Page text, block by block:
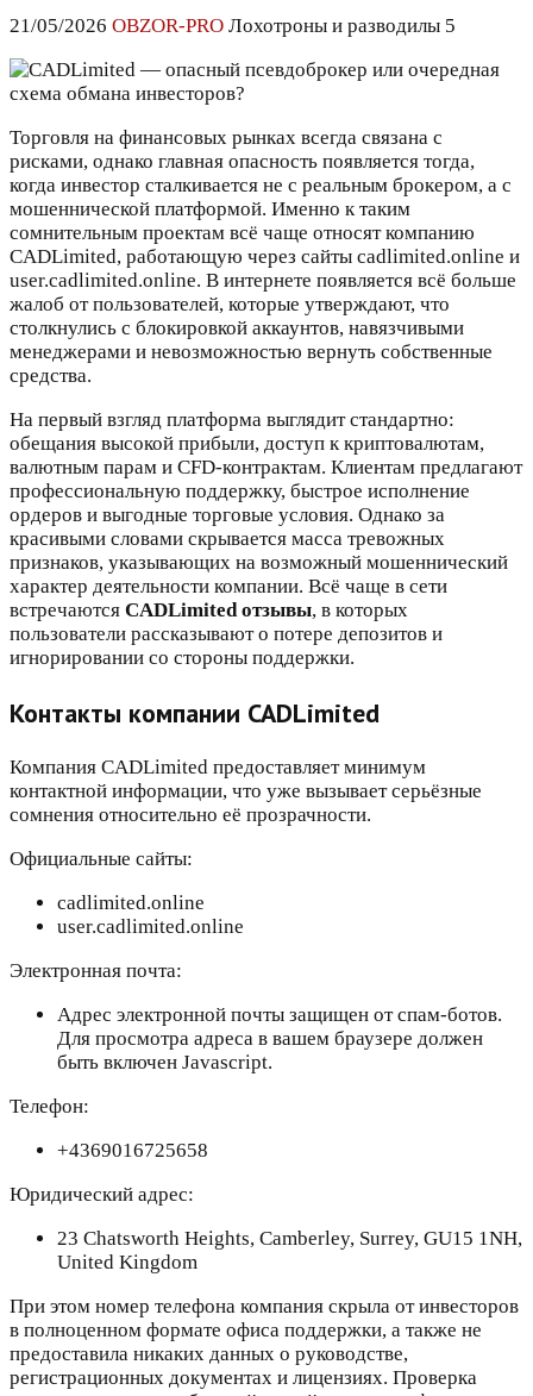
21/05/2026 OBZOR-PRO Лохотроны и разводилы 5
Торговля на финансовых рынках всегда связана с
рисками, однако главная опасность появляется тогда,
когда инвестор сталкивается не с реальным брокером, а с
мошеннической платформой. Именно к таким
сомнительным проектам всё чаще относят компанию
CADLimited, работающую через сайты cadlimited.online и
user.cadlimited.online. В интернете появляется всё больше
жалоб от пользователей, которые утверждают, что
столкнулись с блокировкой аккаунтов, навязчивыми
менеджерами и невозможностью вернуть собственные
средства.
На первый взгляд платформа выглядит стандартно:
обещания высокой прибыли, доступ к криптовалютам,
валютным парам и CFD-контрактам. Клиентам предлагают
профессиональную поддержку, быстрое исполнение
ордеров и выгодные торговые условия. Однако за
красивыми словами скрывается масса тревожных
признаков, указывающих на возможный мошеннический
характер деятельности компании. Всё чаще в сети
встречаются CADLimited отзывы, в которых
пользователи рассказывают о потере депозитов и
игнорировании со стороны поддержки.
Контакты компании CADLimited
Компания CADLimited предоставляет минимум
контактной информации, что уже вызывает серьёзные
сомнения относительно её прозрачности.
Официальные сайты:
cadlimited.online
user.cadlimited.online
Электронная почта:
Адрес электронной почты защищен от спам-ботов.
Для просмотра адреса в вашем браузере должен
быть включен Javascript.
Телефон:
+4369016725658
Юридический адрес:
23 Chatsworth Heights, Camberley, Surrey, GU15 1NH,
United Kingdom
При этом номер телефона компания скрыла от инвесторов
в полноценном формате офиса поддержки, а также не
предоставила никаких данных о руководстве,
регистрационных документах и лицензиях. Проверка